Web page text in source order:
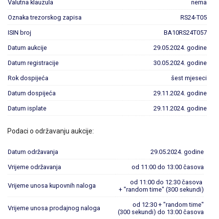
Valutna klauzula nema
Oznaka trezorskog zapisa RS24-T05
ISIN broj BA10RS24T057
Datum aukcije 29.05.2024. godine
Datum registracije 30.05.2024. godine
Rok dospijeća šest mjeseci
Datum dospijeća 29.11.2024. godine
Datum isplate 29.11.2024. godine
Podaci o održavanju aukcije:
Datum održavanja 29.05.2024. godine
Vrijeme održavanja od 11:00 do 13:00 časova
Vrijeme unosa kupovnih naloga
od 11:00 do 12:30 časova
+ "random time" (300 sekundi)
Vrijeme unosa prodajnog naloga
od 12:30 + "random time"
(300 sekundi) do 13:00 časova